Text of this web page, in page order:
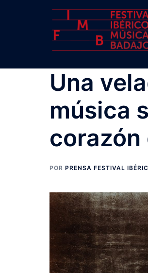
Una
música
corazón
POR PRENSA FESTIVAL